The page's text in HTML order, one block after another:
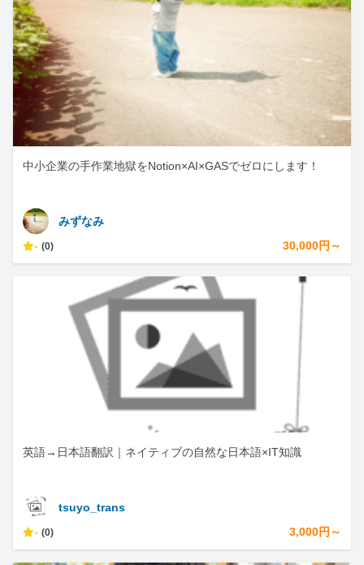
中小企業の手作業地獄をNotion×AI×GASでゼロにします！
みずなみ
- (0) 30,000円～
英語→日本語翻訳｜ネイティブの自然な日本語×IT知識
tsuyo_trans
- (0) 3,000円～